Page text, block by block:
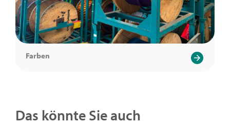
Farben
Das könnte Sie auch